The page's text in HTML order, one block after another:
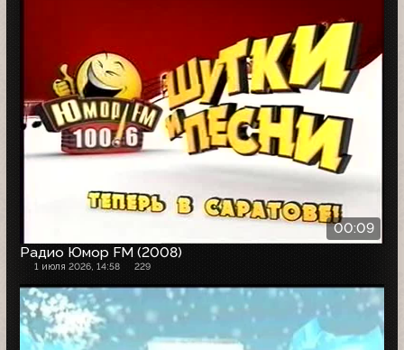
00:09
Радио Юмор FM (2008)
1 июля 2026, 14:58 229